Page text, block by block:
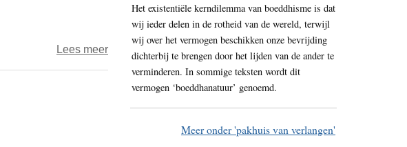
gewoonzijn
je
de
Lees meerover
Jiddu
Het existentiële kerndilemma van boeddhisme is dat
wij ieder delen in de rotheid van de wereld, terwijl
wij over het vermogen beschikken onze bevrijding
dichterbij te brengen door het lijden van de ander te
verminderen. In sommige teksten wordt dit
vermogen ‘boeddhanatuur’ genoemd.
Meer onder 'pakhuis van verlangen'